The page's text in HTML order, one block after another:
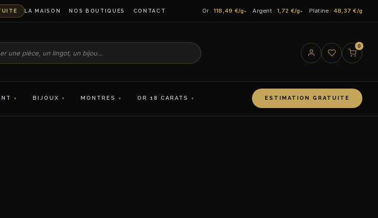
LA MAISON NOS BOUTIQUES CONTACT Or : 118,49 €/g Argent : 1,72 €/g Platine : 48,37 €/g
0
BIJOUX MONTRES OR 18 CARATS ESTIMATION GRATUITE